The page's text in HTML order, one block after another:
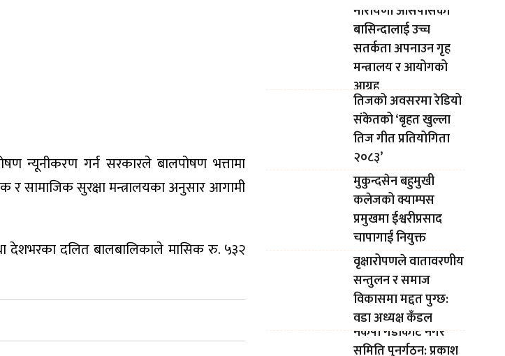
न्यूनीकरण गर्न सरकारले बालपोषण भत्तामा
सामाजिक सुरक्षा मन्त्रालयका अनुसार आगामी
देशभरका दलित बालबालिकाले मासिक रु. ५३२
नारायणी आसपासका
बासिन्दालाई उच्च
सतर्कता अपनाउन गृह
मन्त्रालय र आयोगको
आग्रह
तिजको अवसरमा रेडियो
संकेतको ‘बृहत खुल्ला
तिज गीत प्रतियोगिता
२०८३’
मुकुन्दसेन बहुमुखी
कलेजको क्याम्पस
प्रमुखमा ईश्वरीप्रसाद
चापागाईं नियुक्त
वृक्षारोपणले वातावरणीय
सन्तुलन र समाज
विकासमा मद्दत पुग्छ:
वडा अध्यक्ष कँडल
नेकपा गैंडाकोट नगर
समिति पुनर्गठन: प्रकाश